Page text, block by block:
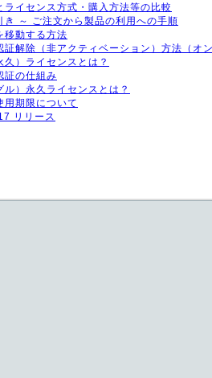
イセンス方式・購入方法等の比較
～ ご注文から製品の利用への手順
動する方法
解除（非アクティベーション）方法（オン
）ライセンスとは？
の仕組み
）永久ライセンスとは？
期限について
リリース